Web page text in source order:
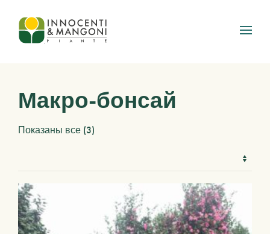
Skip to main content
Макро-бонсай
Показаны все (3)